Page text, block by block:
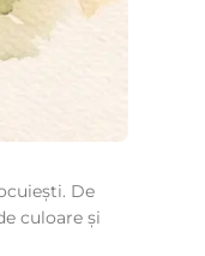
De
culoare și